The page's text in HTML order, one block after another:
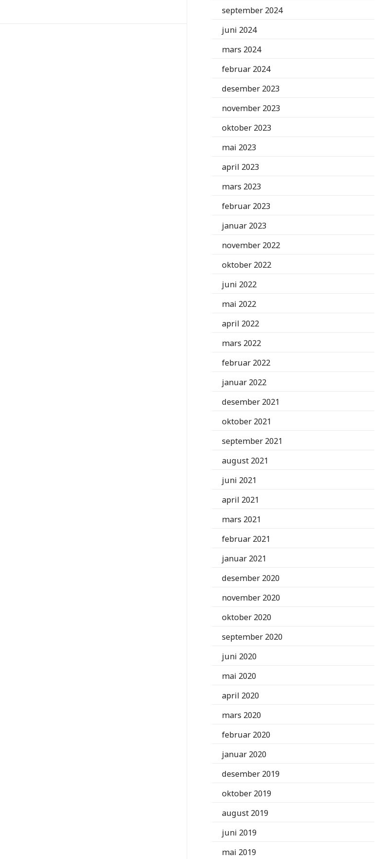
september 2024
juni 2024
mars 2024
februar 2024
desember 2023
november 2023
oktober 2023
mai 2023
april 2023
mars 2023
februar 2023
januar 2023
november 2022
oktober 2022
juni 2022
mai 2022
april 2022
mars 2022
februar 2022
januar 2022
desember 2021
oktober 2021
september 2021
august 2021
juni 2021
april 2021
mars 2021
februar 2021
januar 2021
desember 2020
november 2020
oktober 2020
september 2020
juni 2020
mai 2020
april 2020
mars 2020
februar 2020
januar 2020
desember 2019
oktober 2019
august 2019
juni 2019
mai 2019